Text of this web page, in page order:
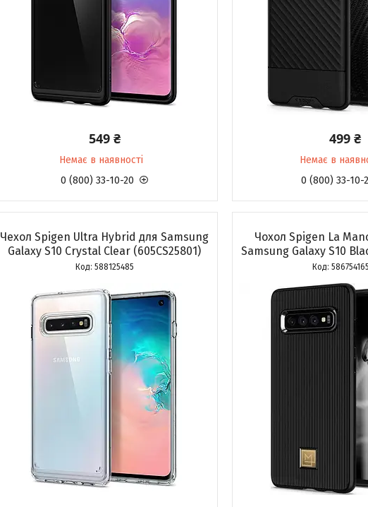
549 ₴
Немає в наявності
0 (800) 33-10-20
499 ₴
Немає в
0 (800) 33-10-
Чехол Spigen Ultra Hybrid для Samsung
Galaxy S10 Crystal Clear (605CS25801)
588125485
Чохол Spigen La
Samsung Galaxy S10